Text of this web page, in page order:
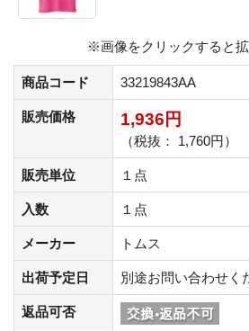
※画像をクリックすると拡
商品コード 33219843AA
販売価格 1,936円
（税抜： 1,760円）
販売単位 １点
入数 １点
メーカー トムス
出荷予定日 別途お問い合わせく
返品可否